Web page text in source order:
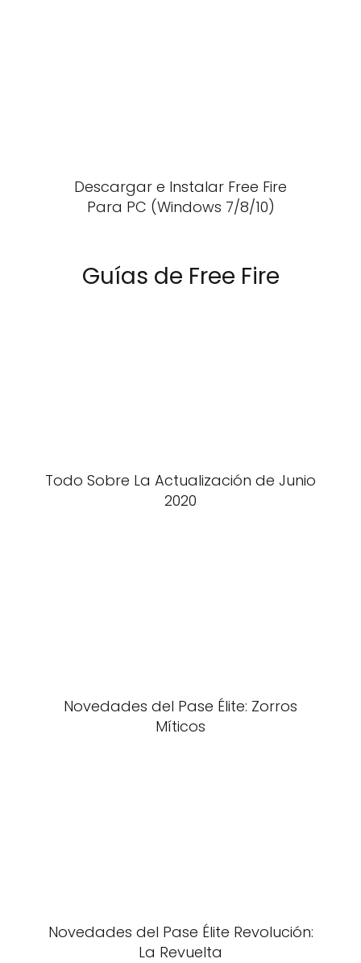
Descargar e Instalar Free Fire
Para PC (Windows 7/8/10)
Guías de Free Fire
Todo Sobre La Actualización de Junio
2020
Novedades del Pase Élite: Zorros
Míticos
Novedades del Pase Élite Revolución:
La Revuelta